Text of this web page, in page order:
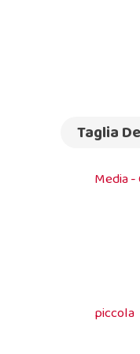
Taglia
Media -
piccola